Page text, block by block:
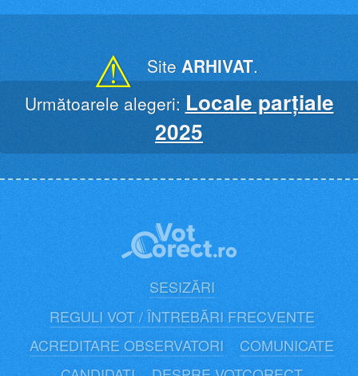
⚠ Site ARHIVAT.
Următoarele alegeri: Locale parțiale
2025
SESIZĂRI
REGULI VOT / ÎNTREBĂRI FRECVENTE
ACREDITARE OBSERVATORI
COMUNICATE